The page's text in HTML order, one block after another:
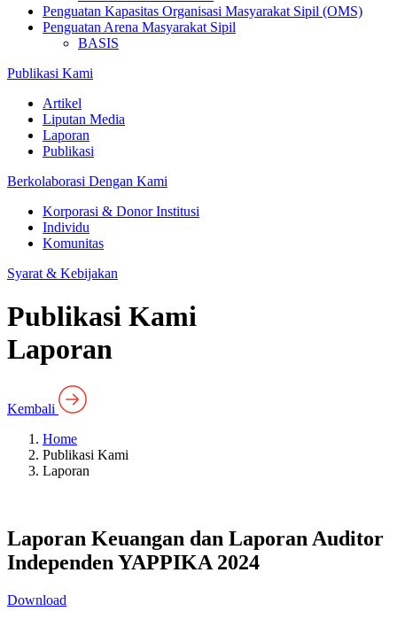
Penguatan Kapasitas Organisasi Masyarakat Sipil (OMS)
Penguatan Arena Masyarakat Sipil
BASIS
Publikasi Kami
Artikel
Liputan Media
Laporan
Publikasi
Berkolaborasi Dengan Kami
Korporasi & Donor Institusi
Individu
Komunitas
Syarat & Kebijakan
Publikasi Kami
Laporan
Kembali
Home
Publikasi Kami
Laporan
Laporan Keuangan dan Laporan Auditor
Independen YAPPIKA 2024
Download